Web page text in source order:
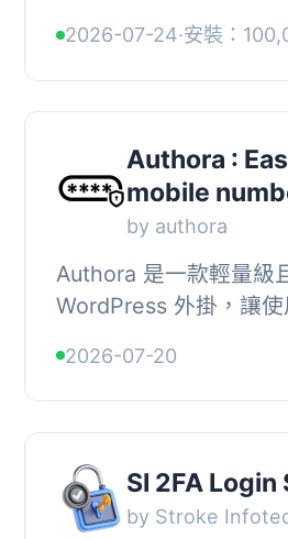
用戶免受密碼洩漏、自
擊的威脅。, , ...
2026-07-24·安裝：
Authora :
mobile
by authora
Authora 是一款輕量級
WordPress 外掛，讓使
現代化且安全的無密碼
適合 WooCo...
2026-07-20
SI 2FA
by Stroke